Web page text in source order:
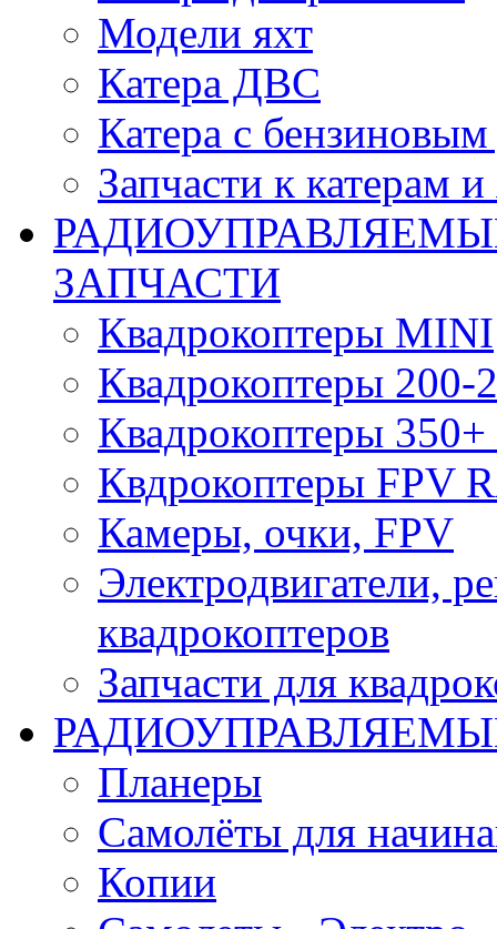
Модели яхт
Катера ДВС
Катера с бензиновым
Запчасти к катерам
ЗАПЧАСТИ
Квадрокоптеры MINI
Квадрокоптеры 200-
Квадрокоптеры 350+
Квдрокоптеры FPV
Камеры, очки, FPV
Электродвигатели,
квадрокоптеров
Запчасти для
Планеры
Самолёты для
Копии